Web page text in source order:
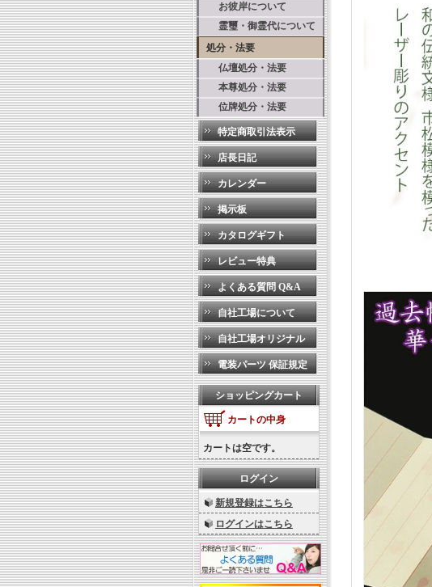
お彼岸について
霊璽・御霊代について
処分・法要
仏壇処分・法要
本尊処分・法要
位牌処分・法要
特定商取引法表示
店長日記
カレンダー
掲示板
カタログギフト
レビュー特典
よくある質問 Q&A
自社工場について
自社工場オリジナル
電装パーツ 保証規定
ショッピングカート
カートの中身
カートは空です。
ログイン
新規登録はこちら
ログインはこちら